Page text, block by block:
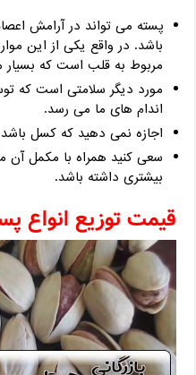
پسته می تواند در آرامش
باشد. در واقع یکی از این
مربوط به قلب است که بسیار
مورد دیگر سلامتی است که
اندام های ما می رسد.
اجازه نمی دهید که کسل
سعی کنید همراه با مکمل آن
بیشتری داشته باشد.
قیمت توزیع انواع